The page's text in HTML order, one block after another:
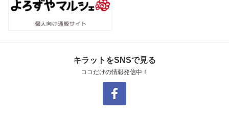
キラットをSNSで見る
ココだけの情報発信中！